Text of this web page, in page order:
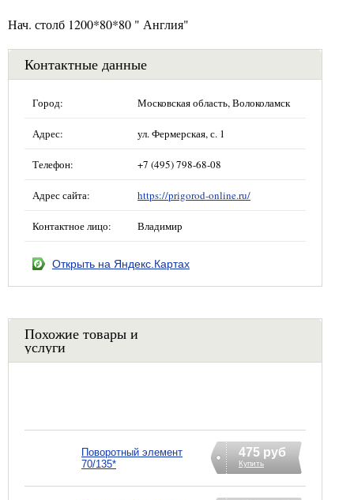
Нач. столб 1200*80*80 " Англия"
Контактные данные
Город: Московская область, Волоколамск
Адрес: ул. Фермерская, с. 1
Телефон: +7 (495) 798-68-08
Адрес сайта: https://prigorod-online.ru/
Контактное лицо: Владимир
Открыть на Яндекс.Картах
Похожие товары и
услуги
Поворотный элемент
70/135*
475 руб
Купить